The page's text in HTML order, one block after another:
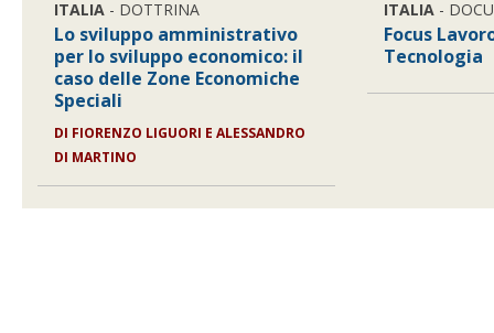
ITALIA - DOTTRINA
Lo sviluppo amministrativo
per lo sviluppo economico: il
caso delle Zone Economiche
Speciali
DI FIORENZO LIGUORI E ALESSANDRO
DI MARTINO
ITALIA -
Focus
Tecnologia